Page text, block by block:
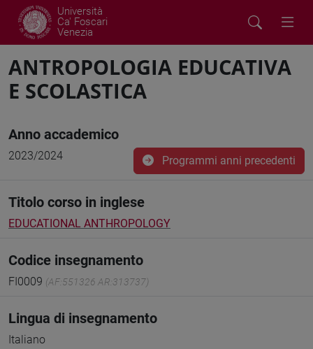
Università
Ca' Foscari
Venezia
ANTROPOLOGIA EDUCATIVA
E SCOLASTICA
Anno accademico
2023/2024 Programmi anni precedenti
Titolo corso in inglese
EDUCATIONAL ANTHROPOLOGY
Codice insegnamento
FI0009 (AF:551326 AR:313737)
Lingua di insegnamento
Italiano